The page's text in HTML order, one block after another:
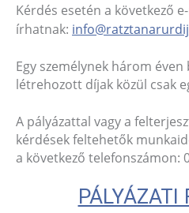
Kérdés esetén a következő
írhatnak:
Egy személynek három
létrehozott díjak közül csak
A pályázattal vagy a
kérdések feltehetők
a következő telefonszámon:
PÁLYÁZATI